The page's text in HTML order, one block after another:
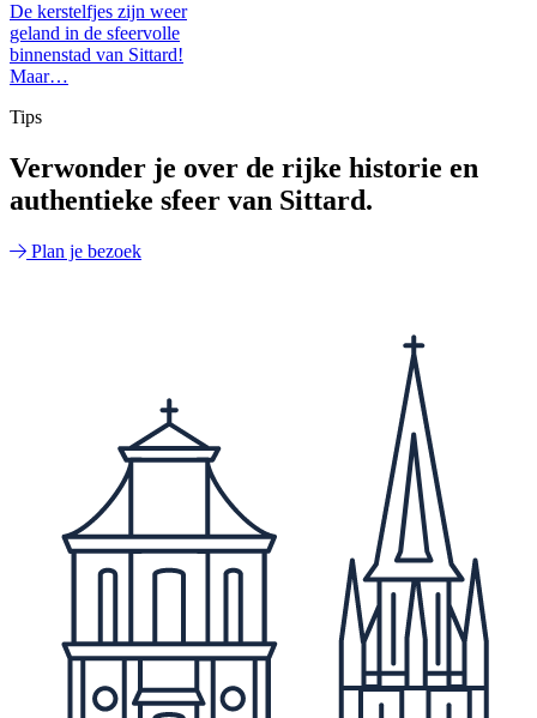
De kerstelfjes zijn weer
geland in de sfeervolle
binnenstad van Sittard!
Maar…
Tips
Verwonder je over de rijke historie en
authentieke sfeer van Sittard.
Plan je bezoek